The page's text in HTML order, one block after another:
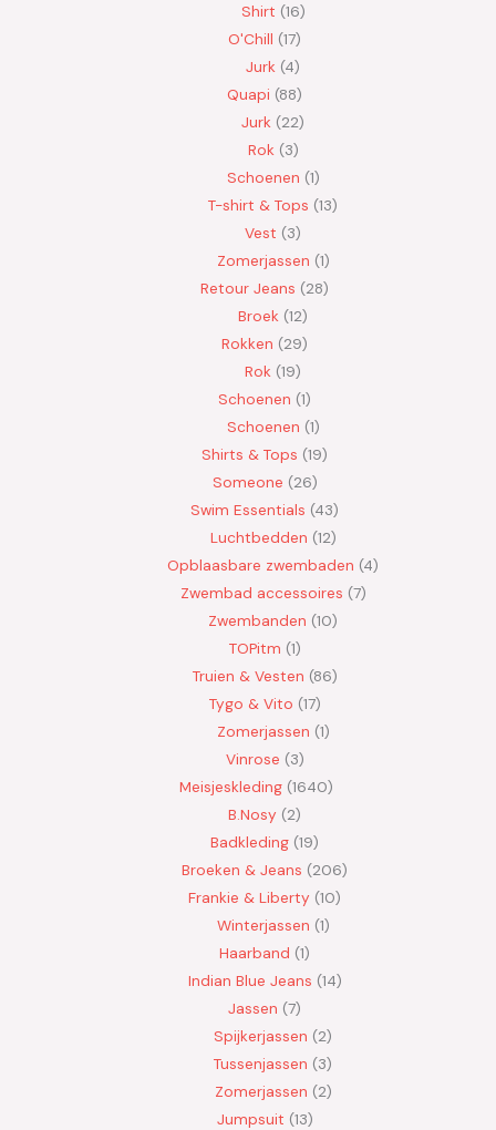
Shirt 16
O'Chill 17
Jurk 4
Quapi 88
Jurk
22
Rok 3
Schoenen 1
T-shirt & Tops 13
Vest
3
Zomerjassen 1
Retour Jeans
28
Broek 12
Rokken
29
Rok 19
Schoenen 1
Schoenen 1
Shirts & Tops 19
Someone 26
Swim Essentials 43
Luchtbedden 12
Opblaasbare zwembaden 4
Zwembad accessoires 7
Zwembanden 10
TOPitm 1
Truien & Vesten 86
Tygo & Vito 17
Zomerjassen 1
Vinrose 3
Meisjeskleding 1640
B.Nosy
2
Badkleding 19
Broeken & Jeans
206
Frankie & Liberty 10
Winterjassen 1
Haarband 1
Indian Blue Jeans 14
Jassen 7
Spijkerjassen
2
Tussenjassen
3
Zomerjassen 2
Jumpsuit 13